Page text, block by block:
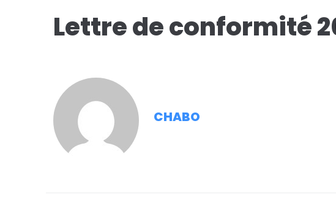
Lettre de conformité
CHABO